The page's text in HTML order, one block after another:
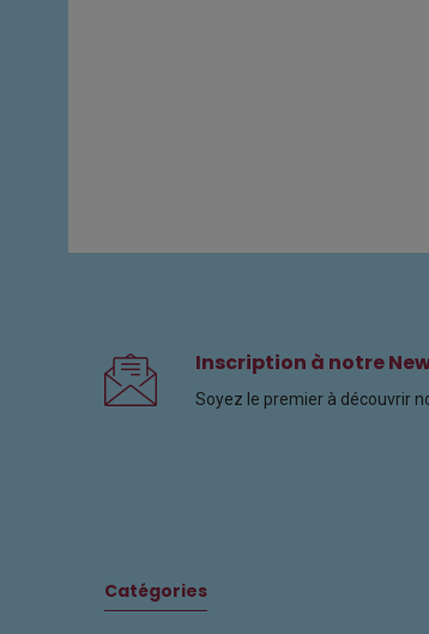
Inscription à notre
Soyez le premier à découvrir
Catégories